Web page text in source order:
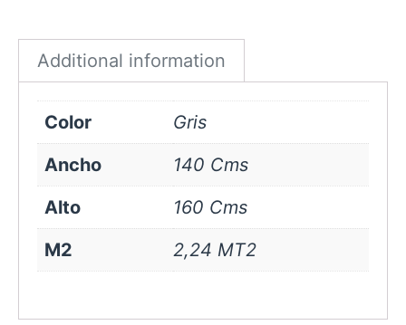
Additional information
Color
Gris
Ancho
140 Cms
Alto
160 Cms
M2
2,24 MT2